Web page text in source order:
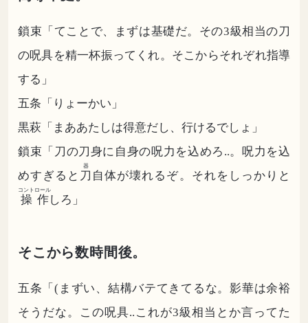
鎖束「てことで、まずは基礎だ。その3級相当の刀
の呪具を精一杯振ってくれ。そこからそれぞれ指導
する」
五条「りょーかい」
黒萩「まああたしは得意だし、行けるでしょ」
鎖束「刀の刀身に自身の呪力を込めろ..。呪力を込
めすぎると 刀
器
自体が壊れるぞ。それをしっかりと
操作
コントロール
しろ」
そこから数時間後。
五条「(まずい、結構バテてきてるな。影華は余裕
そうだな。この呪具..これが3級相当とか言ってた